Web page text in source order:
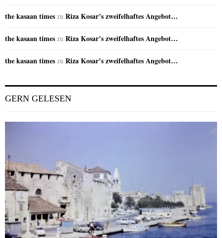
the kasaan times zu Riza Kosar’s zweifelhaftes Angebot…
the kasaan times zu Riza Kosar’s zweifelhaftes Angebot…
the kasaan times zu Riza Kosar’s zweifelhaftes Angebot…
GERN GELESEN